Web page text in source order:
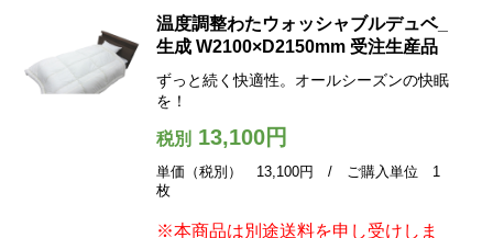
温度調整わたウォッシャブルデュベ_
生成 W2100×D2150mm 受注生産品
ずっと続く快適性。オールシーズンの快眠
を！
税別13,100円
単価（税別） 13,100円 / ご購入単位 1
枚
※本商品は別途送料を申し受けしま